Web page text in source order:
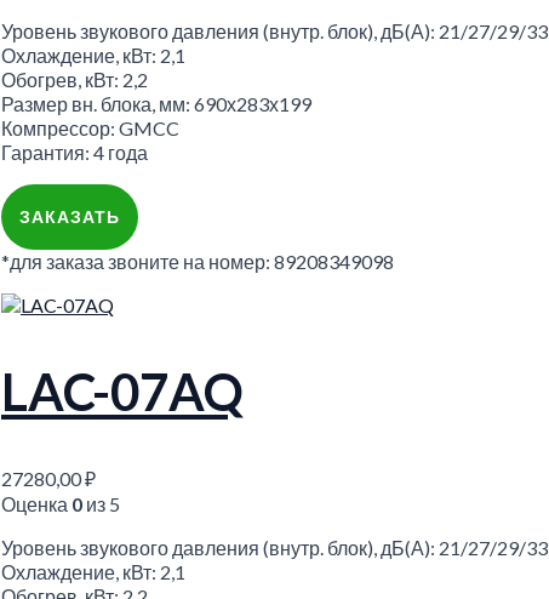
Уровень звукового давления (внутр. блок), дБ(А): 21/27/29/33
Охлаждение, кВт: 2,1
Обогрев, кВт: 2,2
Размер вн. блока, мм: 690х283х199
Компрессор: GMCC
Гарантия: 4 года
ЗАКАЗАТЬ
*для заказа звоните на номер: 89208349098
LAC-07AQ
27280,00₽
Оценка 0 из 5
Уровень звукового давления (внутр. блок), дБ(А): 21/27/29/33
Охлаждение, кВт: 2,1